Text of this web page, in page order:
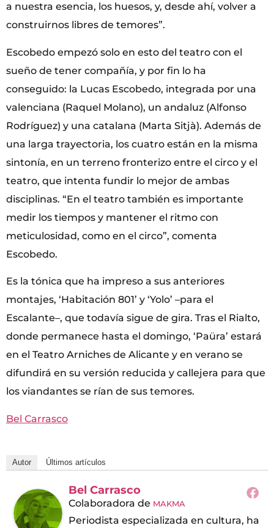
a nuestra esencia, los huesos, y, desde ahí, volver a
construirnos libres de temores”.
Escobedo empezó solo en esto del teatro con el
sueño de tener compañía, y por fin lo ha
conseguido: la Lucas Escobedo, integrada por una
valenciana (Raquel Molano), un andaluz (Alfonso
Rodríguez) y una catalana (Marta Sitjà). Además de
una larga trayectoria, los cuatro están en la misma
sintonía, en un terreno fronterizo entre el circo y el
teatro, que intenta fundir lo mejor de ambas
disciplinas. “En el teatro también es importante
medir los tiempos y mantener el ritmo con
meticulosidad, como en el circo”, comenta
Escobedo.
Es la tónica que ha impreso a sus anteriores
montajes, ‘Habitación 801’ y ‘Yolo’ –para el
Escalante–, que todavía sigue de gira. Tras el Rialto,
donde permanece hasta el domingo, ‘Paüra’ estará
en el Teatro Arniches de Alicante y en verano se
difundirá en su versión reducida y callejera para que
los viandantes se rían de sus temores.
Bel Carrasco
Autor Últimos artículos
Bel Carrasco
Colaboradora de MAKMA
Periodista especializada en cultura, ha